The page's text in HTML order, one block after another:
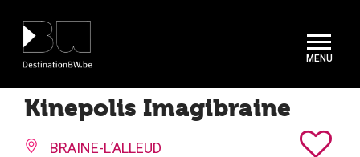
Kinepolis Imagibraine
BRAINE-L’ALLEUD